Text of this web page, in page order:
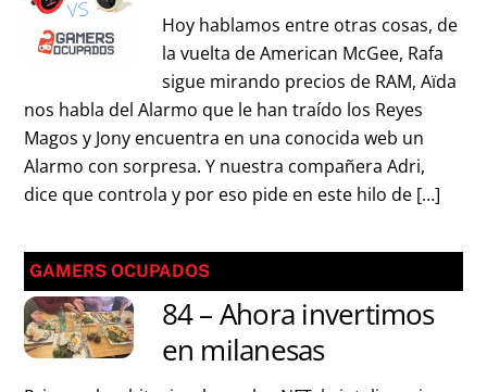
Hoy hablamos entre otras cosas, de
la vuelta de American McGee, Rafa
sigue mirando precios de RAM, Aïda
nos habla del Alarmo que le han traído los Reyes
Magos y Jony encuentra en una conocida web un
Alarmo con sorpresa. Y nuestra compañera Adri,
dice que controla y por eso pide en este hilo de […]
GAMERS OCUPADOS
84 – Ahora invertimos
en milanesas